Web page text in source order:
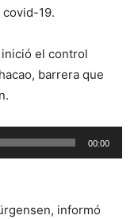
19.
el control
barrera que
00:00
informó